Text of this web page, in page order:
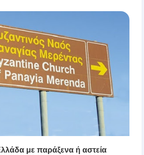
με παράξενα ή αστεία